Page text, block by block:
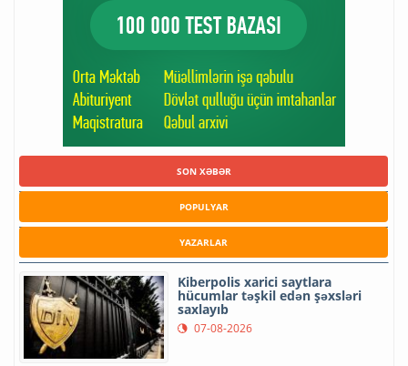
SON XƏBƏR
POPULYAR
YAZARLAR
Kiberpolis xarici saytlara
hücumlar təşkil edən şəxsləri
saxlayıb
07-08-2026